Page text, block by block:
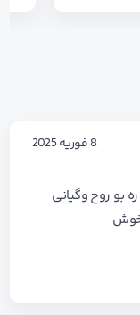
8 فوریه 2025
بو روح وگیانی